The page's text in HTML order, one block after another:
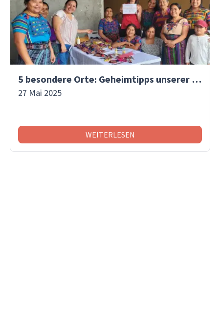
5 besondere Orte: Geheimtipps unserer Reisespezialistinnen!
27 Mai 2025
WEITERLESEN